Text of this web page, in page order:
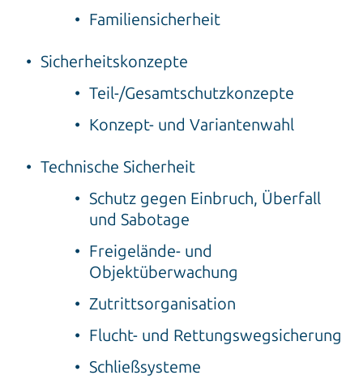
Familiensicherheit
Sicherheitskonzepte
Teil-/Gesamtschutzkonzepte
Konzept- und Variantenwahl
Technische Sicherheit
Schutz gegen Einbruch, Überfall
und Sabotage
Freigelände- und
Objektüberwachung
Zutrittsorganisation
Flucht- und Rettungswegsicherung
Schließsysteme